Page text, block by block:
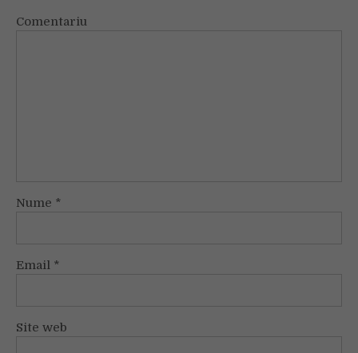
Comentariu
Nume *
Email *
Site web